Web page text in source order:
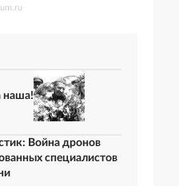
наша!
Война дронов
специалистов